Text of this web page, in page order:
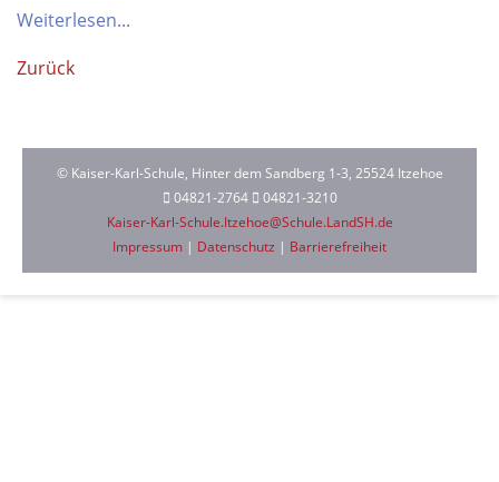
Weiterlesen...
Zurück
© Kaiser-Karl-Schule, Hinter dem Sandberg 1-3, 25524 Itzehoe
04821-2764
04821-3210
Kaiser-Karl-Schule.Itzehoe@Schule.LandSH.de
Impressum | Datenschutz | Barrierefreiheit